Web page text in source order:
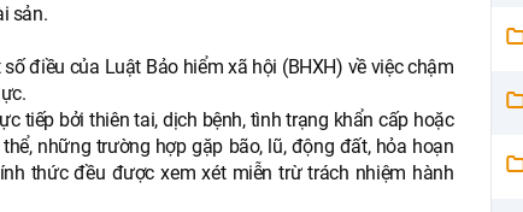
sản.
điều của Luật Bảo hiểm xã hội (BHXH) về việc chậm
tiếp bởi thiên tai, dịch bệnh, tình trạng khẩn cấp hoặc
những trường hợp gặp bão, lũ, động đất, hỏa hoạn
thức đều được xem xét miễn trừ trách nhiệm hành